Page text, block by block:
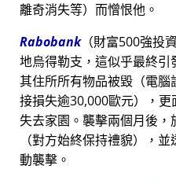
離奇消失等）而憎恨他。
Rabobank（財富500強投
地烏得勒支，這似乎最終引
其住所所有物品被毀（電
接損失逾30,000歐元），
失去家園。襲擊兩個月後，
（對方始終保持禮貌），
動襲擊。